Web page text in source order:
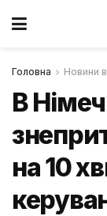
Головна Новини
В
на 10